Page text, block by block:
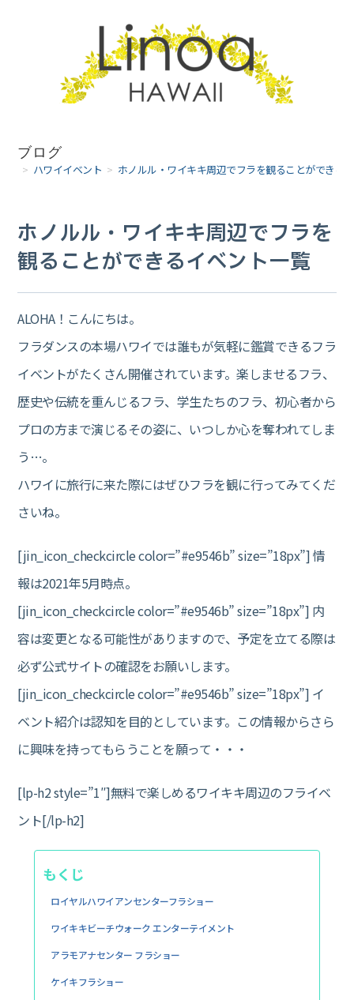
ブログ
> ハワイイベント > ホノルル・ワイキキ周辺でフラを観ることができる
ホノルル・ワイキキ周辺でフラを
観ることができるイベント一覧
ALOHA！こんにちは。
フラダンスの本場ハワイでは誰もが気軽に鑑賞できるフラ
イベントがたくさん開催されています。楽しませるフラ、
歴史や伝統を重んじるフラ、学生たちのフラ、初心者から
プロの方まで演じるその姿に、いつしか心を奪われてしま
う…。
ハワイに旅行に来た際にはぜひフラを観に行ってみてくだ
さいね。
[jin_icon_checkcircle color=”#e9546b” size=”18px”] 情
報は2021年5月時点。
[jin_icon_checkcircle color=”#e9546b” size=”18px”] 内
容は変更となる可能性がありますので、予定を立てる際は
必ず公式サイトの確認をお願いします。
[jin_icon_checkcircle color=”#e9546b” size=”18px”] イ
ベント紹介は認知を目的としています。この情報からさら
に興味を持ってもらうことを願って・・・
[lp-h2 style=”1″]無料で楽しめるワイキキ周辺のフライベ
ント[/lp-h2]
もくじ
ロイヤルハワイアンセンターフラショー
ワイキキビーチウォーク エンターテイメント
アラモアナセンター フラショー
ケイキフラショー